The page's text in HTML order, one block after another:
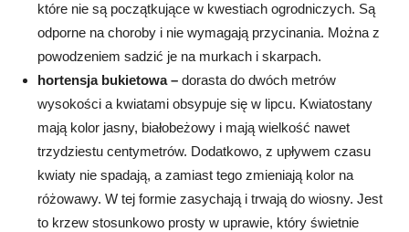
które nie są początkujące w kwestiach ogrodniczych. Są
odporne na choroby i nie wymagają przycinania. Można z
powodzeniem sadzić je na murkach i skarpach.
hortensja bukietowa – dorasta do dwóch metrów
wysokości a kwiatami obsypuje się w lipcu. Kwiatostany
mają kolor jasny, białobeżowy i mają wielkość nawet
trzydziestu centymetrów. Dodatkowo, z upływem czasu
kwiaty nie spadają, a zamiast tego zmieniają kolor na
różowawy. W tej formie zasychają i trwają do wiosny. Jest
to krzew stosunkowo prosty w uprawie, który świetnie